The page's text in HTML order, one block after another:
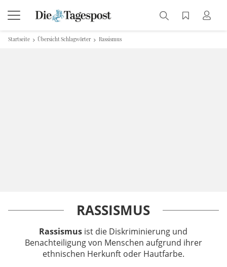
Startseite Übersicht Schlagwörter Rassismus
RASSISMUS
Rassismus ist die Diskriminierung und
Benachteiligung von Menschen aufgrund ihrer
ethnischen Herkunft oder Hautfarbe.